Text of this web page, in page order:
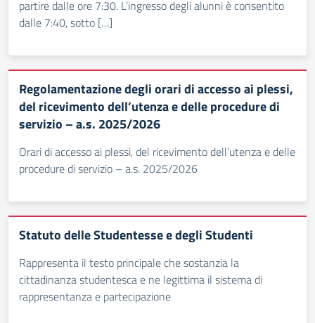
partire dalle ore 7:30. L’ingresso degli alunni è consentito
dalle 7:40, sotto […]
Regolamentazione degli orari di accesso ai plessi,
del ricevimento dell’utenza e delle procedure di
servizio – a.s. 2025/2026
Orari di accesso ai plessi, del ricevimento dell’utenza e delle
procedure di servizio – a.s. 2025/2026
Statuto delle Studentesse e degli Studenti
Rappresenta il testo principale che sostanzia la
cittadinanza studentesca e ne legittima il sistema di
rappresentanza e partecipazione